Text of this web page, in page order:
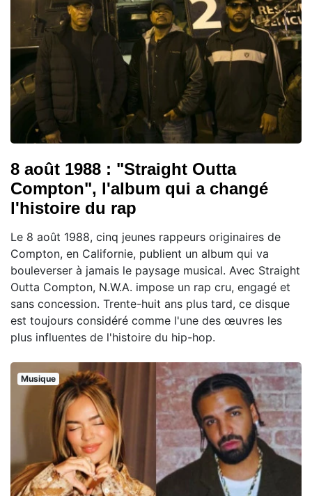
8 août 1988 : "Straight Outta
Compton", l'album qui a changé
l'histoire du rap
Le 8 août 1988, cinq jeunes rappeurs originaires de
Compton, en Californie, publient un album qui va
bouleverser à jamais le paysage musical. Avec Straight
Outta Compton, N.W.A. impose un rap cru, engagé et
sans concession. Trente-huit ans plus tard, ce disque
est toujours considéré comme l'une des œuvres les
plus influentes de l'histoire du hip-hop.
Musique